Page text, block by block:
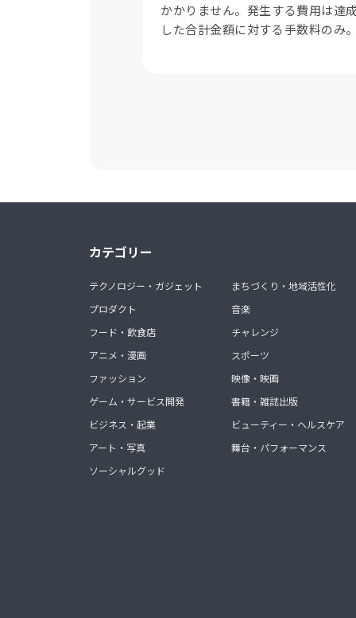
かかりません。発生する費用は達
した合計金額に対する手数料のみ
カテゴリー
テクノロジー・ガジェット
プロダクト
フード・飲食店
アニメ・漫画
ファッション
ゲーム・サービス開発
ビジネス・起業
アート・写真
ソーシャルグッド
まちづくり・地域活性化
音楽
チャレンジ
スポーツ
映像・映画
書籍・雑誌出版
ビューティー・ヘルスケア
舞台・パフォーマンス